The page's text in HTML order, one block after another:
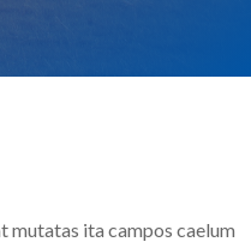
mutatas ita campos caelum